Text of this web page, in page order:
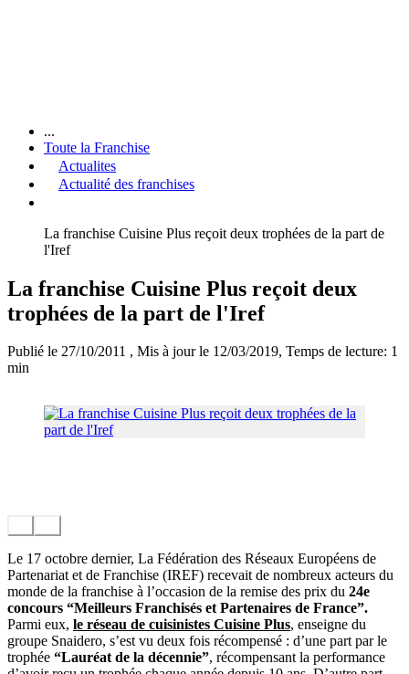
...
Toute la Franchise
Actualites
Actualité des franchises
La franchise Cuisine Plus reçoit deux trophées de la part de
l'Iref
La franchise Cuisine Plus reçoit deux
trophées de la part de l'Iref
Publié le 27/10/2011 , Mis à jour le 12/03/2019, Temps de lecture: 1
min
Le 17 octobre dernier, La Fédération des Réseaux Européens de
Partenariat et de Franchise (IREF) recevait de nombreux acteurs du
monde de la franchise à l’occasion de la remise des prix du 24e
concours “Meilleurs Franchisés et Partenaires de France”.
Parmi eux, le réseau de cuisinistes Cuisine Plus, enseigne du
groupe Snaidero, s’est vu deux fois récompensé : d’une part par le
trophée “Lauréat de la décennie”, récompensant la performance